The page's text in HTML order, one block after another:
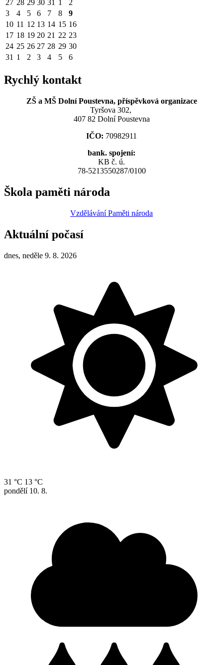
27 28 29 30 31 1
2
3
4 5 6 7 8
9
10 11 12 13 14 15 16
17 18 19 20 21 22 23
24 25 26 27 28 29 30
31 1 2 3 4 5 6
Rychlý kontakt
ZŠ a MŠ Dolní Poustevna, příspěvková organizace
Tyršova 302,
407 82 Dolní Poustevna
IČO: 70982911
bank. spojení:
KB č. ú.
78-5213550287/0100
Škola paměti národa
Vzdělávání Paměti národa
Aktuální počasí
dnes, neděle 9. 8. 2026
31 °C 13 °C
pondělí 10. 8.